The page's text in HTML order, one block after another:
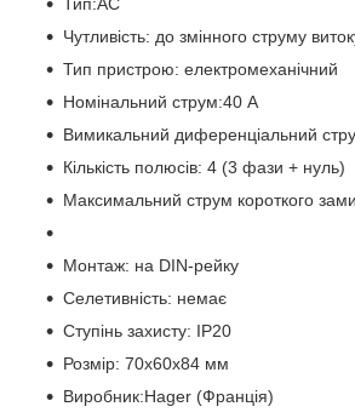
Чутливість: до змінного струму
Тип пристрою: електромеханічний
Номінальний струм:40 A
Вимикальний диференціальний
Кількість полюсів: 4 (3 фази + нуль)
Максимальний струм короткого
Монтаж: на DIN-рейку
Селетивність: немає
Ступінь захисту: IP20
Розмір: 70x60x84 мм
Виробник:Hager (Франція)